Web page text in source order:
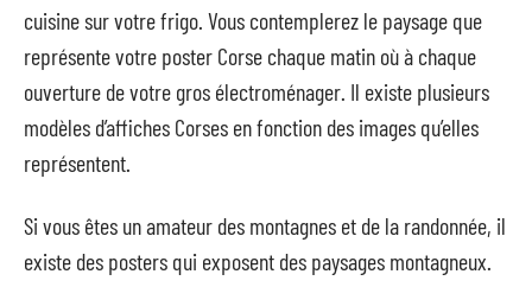
cuisine sur votre frigo. Vous contemplerez le paysage que
représente votre poster Corse chaque matin où à chaque
ouverture de votre gros électroménager. Il existe plusieurs
modèles d’affiches Corses en fonction des images qu’elles
représentent.
Si vous êtes un amateur des montagnes et de la randonnée, il
existe des posters qui exposent des paysages montagneux.